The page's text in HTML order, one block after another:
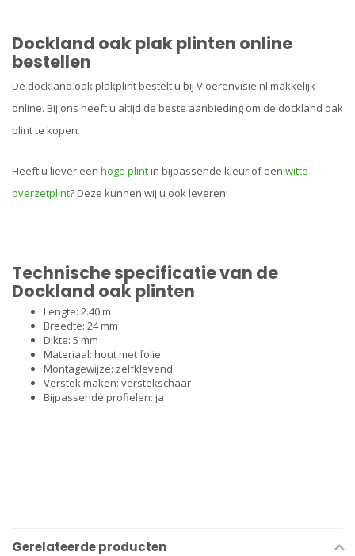
Dockland oak plak plinten online
bestellen
De dockland oak plakplint bestelt u bij Vloerenvisie.nl makkelijk
online. Bij ons heeft u altijd de beste aanbieding om de dockland oak
plint te kopen.
Heeft u liever een hoge plintin bijpassende kleur of een witte
overzetplint? Deze kunnen wij u ook leveren!
Technische specificatie van de
Dockland oak plinten
Lengte: 2.40 m
Breedte: 24 mm
Dikte: 5 mm
Materiaal: hout met folie
Montagewijze: zelfklevend
Verstek maken: verstekschaar
Bijpassende profielen: ja
Gerelateerde producten